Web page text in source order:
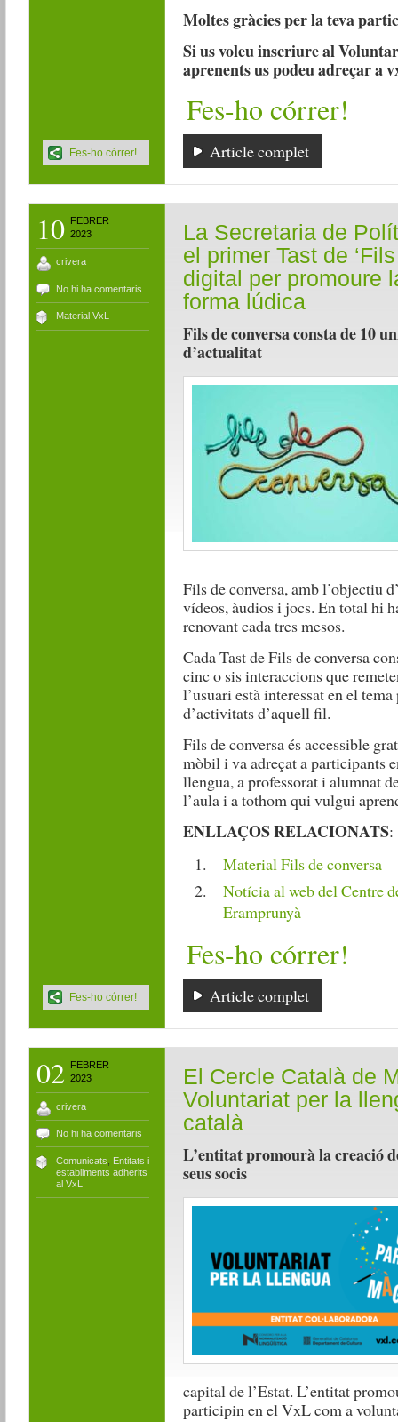
Moltes gràcies per la teva
Si us voleu inscriure al
aprenents us podeu adreçar a
Fes-ho córrer!
Article complet
Fes-ho córrer!
10
FEBRER
2023
crivera
No hi ha comentaris
Material VxL
La Secretaria de
el primer Tast de
digital per promoure
forma lúdica
Fils de conversa consta de 10
d’actualitat
Fils de conversa, amb l’objectiu
vídeos, àudios i jocs. En total hi
renovant cada tres mesos.
Cada Tast de Fils de conversa
cinc o sis interaccions que
l’usuari està interessat en el
d’activitats d’aquell fil.
Fils de conversa és accessible
mòbil i va adreçat a participants
llengua, a professorat i alumnat
l’aula i a tothom qui vulgui
ENLLAÇOS RELACIONATS:
Material Fils de conversa
Notícia al web del Centre
Eramprunyà
Fes-ho córrer!
Article complet
Fes-ho córrer!
02
FEBRER
2023
crivera
No hi ha comentaris
Comunicats
Entitats i
establiments adherits
al VxL
El Cercle Català de
Voluntariat per la
català
L’entitat promourà la creació
seus socis
capital de l’Estat. L’entitat
participin en el VxL com a